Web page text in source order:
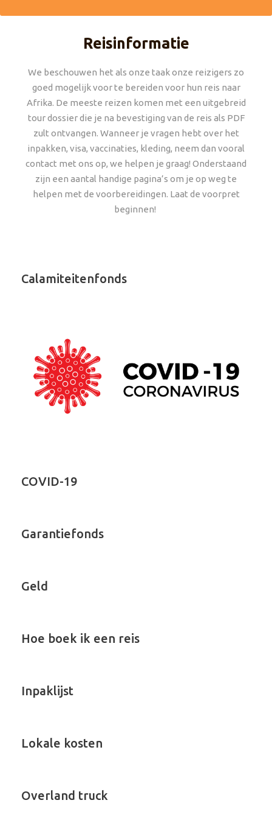
Reisinformatie
We beschouwen het als onze taak onze reizigers zo
goed mogelijk voor te bereiden voor hun reis naar
Afrika. De meeste reizen komen met een uitgebreid
tour dossier die je na bevestiging van de reis als PDF
zult ontvangen. Wanneer je vragen hebt over het
inpakken, visa, vaccinaties, kleding, neem dan vooral
contact met ons op, we helpen je graag! Onderstaand
zijn een aantal handige pagina’s om je op weg te
helpen met de voorbereidingen. Laat de voorpret
beginnen!
Calamiteitenfonds
COVID-19
Garantiefonds
Geld
Hoe boek ik een reis
Inpaklijst
Lokale kosten
Overland truck